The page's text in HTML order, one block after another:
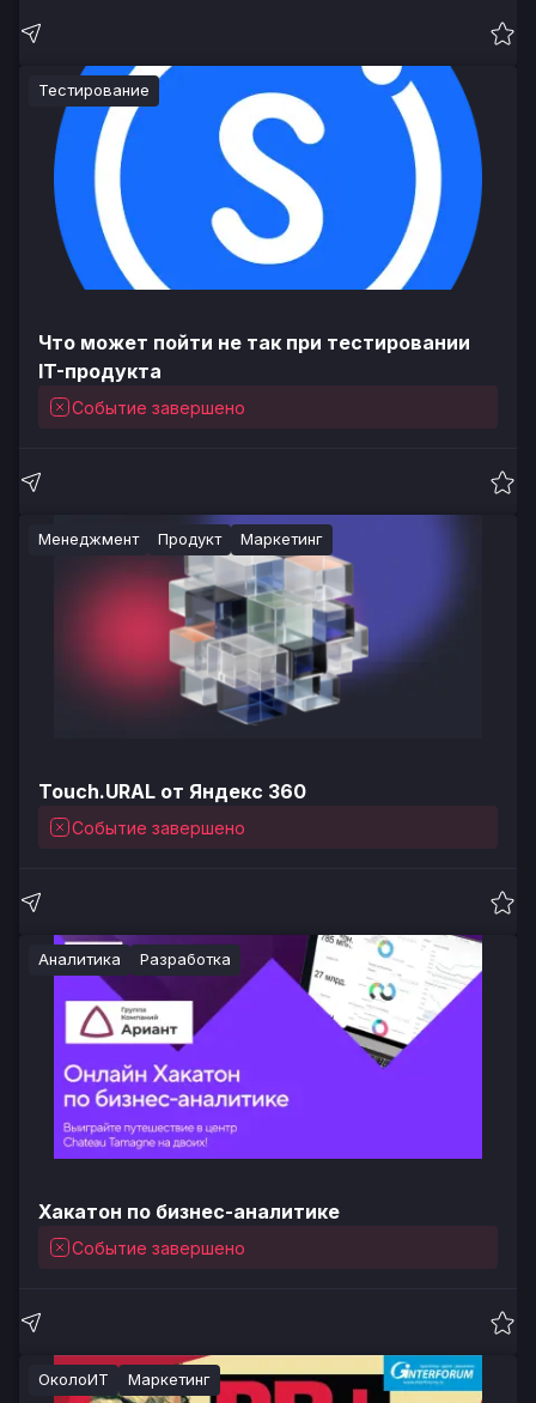
Тестирование
Что может пойти не так при тестировании
IT-продукта
Событие завершено
Менеджмент Продукт Маркетинг
Touch.URAL от Яндекс 360
Событие завершено
Аналитика Разработка
Хакатон по бизнес-аналитике
Событие завершено
ОколоИТ Маркетинг